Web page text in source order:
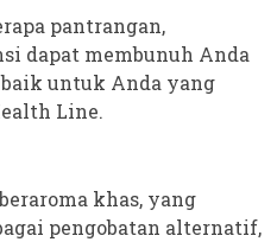
pantrangan,
dapat membunuh Anda
baik untuk Anda yang
Line.
khas, yang
pengobatan alternatif,